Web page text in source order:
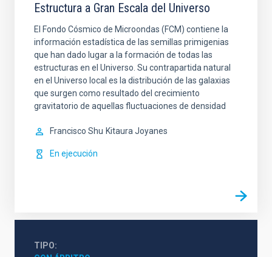
Estructura a Gran Escala del Universo
El Fondo Cósmico de Microondas (FCM) contiene la
información estadística de las semillas primigenias
que han dado lugar a la formación de todas las
estructuras en el Universo. Su contrapartida natural
en el Universo local es la distribución de las galaxias
que surgen como resultado del crecimiento
gravitatorio de aquellas fluctuaciones de densidad
Francisco Shu Kitaura Joyanes
En ejecución
TIPO